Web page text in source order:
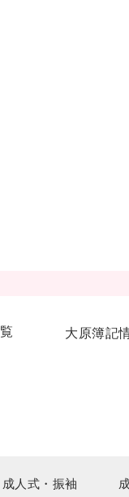
成人式・振袖